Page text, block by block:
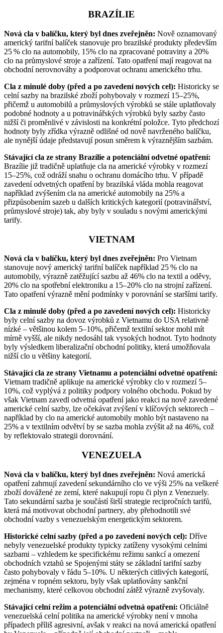
BRAZÍLIE
Nová cla v balíčku, který byl dnes zveřejněn: Nově oznamovaný
americký tarifní balíček stanovuje pro brazilské produkty především
25 % clo na automobily, 15% clo na zpracované potraviny a 20%
clo na průmyslové stroje a zařízení. Tato opatření mají reagovat na
obchodní nerovnováhy a podporovat ochranu amerického trhu.
Cla z minulé doby (před a po zavedení nových cel): Historicky se
celní sazby na brazilské zboží pohybovaly v rozmezí 15–25%,
přičemž u automobilů a průmyslových výrobků se stále uplatňovaly
podobné hodnoty a u potravinářských výrobků byly sazby často
nižší či proměnlivé v závislosti na konkrétní položce. Tyto předchozí
hodnoty byly zřídka výrazně odlišné od nově navrženého balíčku,
ale nynější údaje představují posun směrem k výraznějším sazbám.
Stávající cla ze strany Brazílie a potenciální odvetné opatření:
Brazílie již tradičně uplatňuje cla na americké výrobky v rozmezí
15–25%, což odráží snahu o ochranu domácího trhu. V případě
zavedení odvetných opatření by brazilská vláda mohla reagovat
například zvýšením cla na americké automobily na 25% a
přizpůsobením sazeb u dalších kritických kategorií (potravinářství,
průmyslové stroje) tak, aby byly v souladu s novými americkými
tarify.
VIETNAM
Nová cla v balíčku, který byl dnes zveřejněn: Pro Vietnam
stanovuje nový americký tarifní balíček například 25 % clo na
automobily, výrazně zatěžující sazbu až 46% clo na textil a oděvy,
20% clo na spotřební elektroniku a 15–20% clo na strojní zařízení.
Tato opatření výrazně mění podmínky v porovnání se staršími tarify.
Cla z minulé doby (před a po zavedení nových cel): Historicky
byly celní sazby na dovoz výrobků z Vietnamu do USA relativně
nízké – většinou kolem 5–10%, přičemž textilní sektor mohl mít
mírně vyšší, ale nikdy nedosáhl tak vysokých hodnot. Tyto hodnoty
byly výsledkem liberalizační obchodní politiky, která umožňovala
nižší clo u většiny kategorií.
Stávající cla ze strany Vietnamu a potenciální odvetné opatření:
Vietnam tradičně aplikuje na americké výrobky clo v rozmezí 5–
10%, což vyplývá z politiky podpory volného obchodu. Pokud by
však Vietnam zavedl odvetná opatření jako reakci na nově zavedené
americké celní sazby, lze očekávat zvýšení v klíčových sektorech –
například by clo na americké automobily mohlo být nastaveno na
25% a v textilním odvětví by se sazba mohla zvýšit až na 46%, což
by reflektovalo strategii dorovnání.
VENEZUELA
Nová cla v balíčku, který byl dnes zveřejněn: Nová americká
opatření zahrnují zavedení sekundárního clo ve výši 25% na veškeré
zboží dovážené ze zemí, které nakupují ropu či plyn z Venezuely.
Tato sekundární sazba je součástí širší strategie recipročních tarifů,
která má motivovat obchodní partnery, aby přehodnotili své
obchodní vazby s venezuelským energetickým sektorem.
Historické celní sazby (před a po zavedení nových cel): Dříve
nebyly venezuelské produkty typicky zatíženy vysokými celními
sazbami – vzhledem ke specifickému režimu sankcí a omezení
obchodních vztahů se Spojenými státy se základní tarifní sazby
často pohybovaly v řádu 5–10%. U některých citlivých kategorií,
zejména v ropném sektoru, byly však uplatňovány sankční
mechanismy, které celkovou obchodní zátěž výrazně zvyšovaly.
Stávající celní režim a potenciální odvetná opatření: Oficiálně
venezuelská celní politika na americké výrobky není v mnoha
případech příliš agresivní, avšak v reakci na nová americká opatření